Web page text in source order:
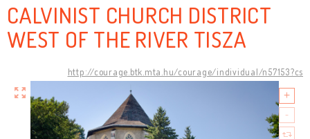
CALVINIST CHURCH DISTRICT
WEST OF THE RIVER TISZA
http://courage.btk.mta.hu/courage/individual/n57153?cs